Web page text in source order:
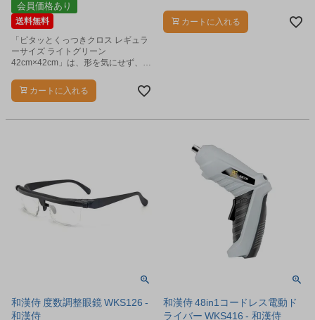
会員価格あり
送料無料
「ピタッとくっつきクロス レギュラ
ーサイズ ライトグリーン
42cm×42cm」は、形を気にせず、包
冷・保温クロスです。
カートに入れる
カートに入れる
和漢侍 度数調整眼鏡 WKS126 -
和漢侍
和漢侍 48in1コードレス電動ド
ライバー WKS416 - 和漢侍